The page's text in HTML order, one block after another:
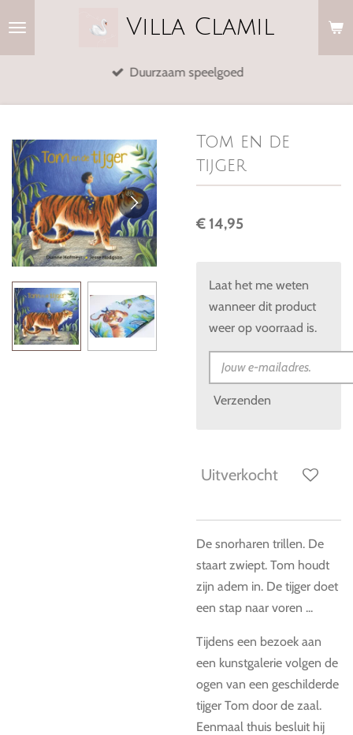
hoofdinhoud
Villa Clamil
Duurzaam speelgoed
Tom en de
tijger
€ 14,95
Laat het me weten
wanneer dit product
weer op voorraad is.
Verzenden
Uitverkocht
De snorharen trillen. De
staart zwiept. Tom houdt
zijn adem in. De tijger doet
een stap naar voren ...
Tijdens een bezoek aan
een kunstgalerie volgen de
ogen van een geschilderde
tijger Tom door de zaal.
Eenmaal thuis besluit hij